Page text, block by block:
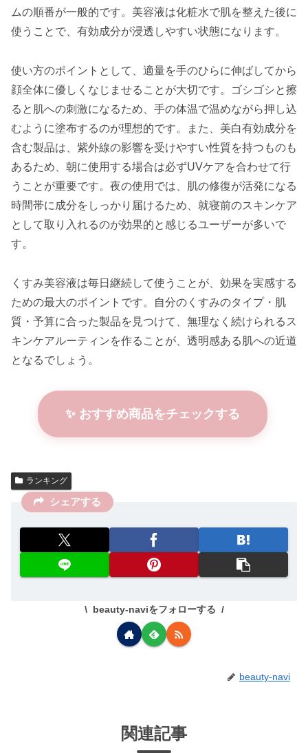
ムの順番が一般的です。美容液は化粧水で肌を整えた後に
使うことで、有効成分が浸透しやすい状態になります。
使い方のポイントとして、適量を手のひらに伸ばしてから
顔全体に優しくなじませることが大切です。ゴシゴシと擦
ると肌への刺激になるため、手の体温で温めながら押し込
むように塗布するのが理想的です。また、美白有効成分を
含む製品は、紫外線の影響を受けやすい性質を持つものも
あるため、朝に使用する場合は必ずUVケアを合わせて行
うことが重要です。夜の使用では、肌の修復が活発になる
時間帯に成分をしっかり届けるため、就寝前のスキンケア
として取り入れるのが効果的と感じるユーザーが多いで
す。
くすみ美容液は毎日継続して使うことが、効果を実感する
ための最大のポイントです。自分のくすみのタイプ・肌
質・予算に合った製品を見つけて、無理なく続けられるス
キンケアルーティンを作ることが、透明感ある肌への近道
となるでしょう。
✨ おすすめ商品をチェックする
ランキング
シェアする
beauty-naviをフォローする
beauty-navi
関連記事